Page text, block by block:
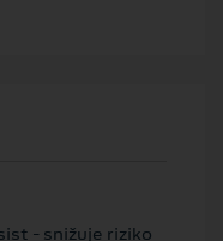
- snižuje riziko